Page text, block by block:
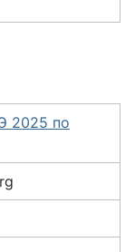
2025 по